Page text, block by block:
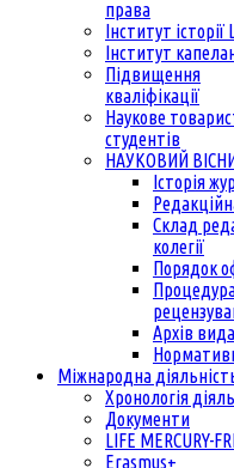
права
Інститут
Інститут
Підвищення
кваліфікації
Наукове
студентів
НАУКОВИЙ
Історія
Склад
колегії
Порядок
Архів
Міжнародна
Хронологія
Документи
LIFE MERCURY-
Erasmus+